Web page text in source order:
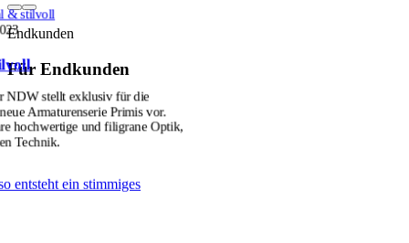
Endkunden
Für Endkunden
& stilvoll
NDW stellt exklusiv für die
Armaturenserie Primis vor.
hochwertige und filigrane Optik,
Technik.
entsteht ein stimmiges